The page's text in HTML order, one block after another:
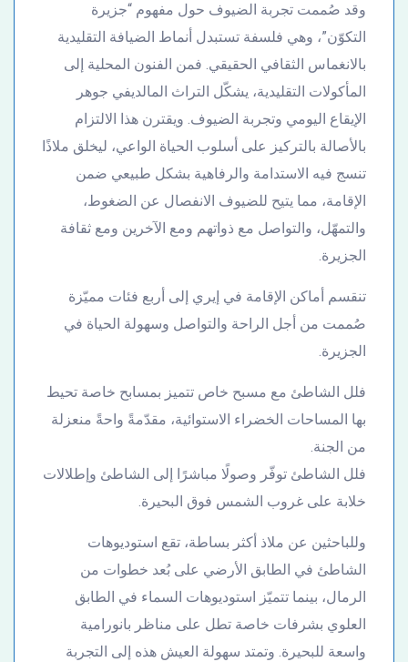
وقد صُممت تجربة الضيوف حول مفهوم “جزيرة
التكوّن”، وهي فلسفة تستبدل أنماط الضيافة التقليدية
بالانغماس الثقافي الحقيقي. فمن الفنون المحلية إلى
المأكولات التقليدية، يشكّل التراث المالديفي جوهر
الإيقاع اليومي وتجربة الضيوف. ويقترن هذا الالتزام
بالأصالة بالتركيز على أسلوب الحياة الواعي، ليخلق ملاذًا
تنسج فيه الاستدامة والرفاهية بشكل طبيعي ضمن
الإقامة، مما يتيح للضيوف الانفصال عن الضغوط،
والتمهّل، والتواصل مع ذواتهم ومع الآخرين ومع ثقافة
الجزيرة.
تنقسم أماكن الإقامة في إيري إلى أربع فئات مميّزة
صُممت من أجل الراحة والتواصل وسهولة الحياة في
الجزيرة.
فلل الشاطئ مع مسبح خاص تتميز بمسابح خاصة تحيط
بها المساحات الخضراء الاستوائية، مقدّمةً واحةً منعزلة
من الجنة.
فلل الشاطئ توفّر وصولًا مباشرًا إلى الشاطئ وإطلالات
خلابة على غروب الشمس فوق البحيرة.
وللباحثين عن ملاذ أكثر بساطة، تقع استوديوهات
الشاطئ في الطابق الأرضي على بُعد خطوات من
الرمال، بينما تتميّز استوديوهات السماء في الطابق
العلوي بشرفات خاصة تطل على مناظر بانورامية
واسعة للبحيرة. وتمتد سهولة العيش هذه إلى التجربة